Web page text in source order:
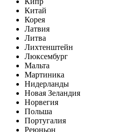
Китай
Корея
Латвия
Литва
Лихтенштейн
Люксембург
Мальта
Мартиника
Нидерланды
Новая Зеландия
Норвегия
Польша
Португалия
Реюньон